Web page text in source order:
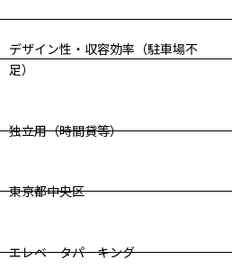
デザイン性・収容効率（駐車場不
足）
独立用（時間貸等）
東京都中央区
エレベータパーキング